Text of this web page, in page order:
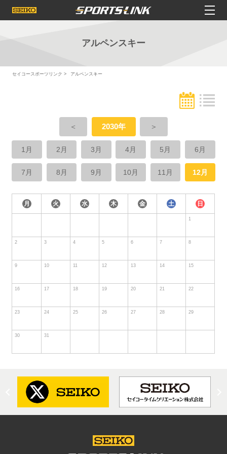
アルペンスキー
セイコースポーツリンク アルペンスキー
＜ 2030年 ＞
1月 2月 3月 4月 5月 6月
7月 8月 9月 10月 11月 12月
月 火 水 木 金 土 日
1
2 3 4 5 6 7 8
9 10 11 12 13 14 15
16 17 18 19 20 21 22
23 24 25 26 27 28 29
30 31